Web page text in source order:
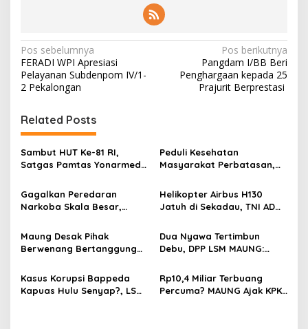
N
a
v
i
g
a
s
i
p
s
Pos sebelumnya
FERADI WPI Apresiasi
Pelayanan Subdenpom IV/1-
2 Pekalongan
Pos berikutnya
Pangdam I/BB Beri
Penghargaan kepada 25
Prajurit Berprestasi
Related Posts
Sambut HUT Ke-81 RI,
Satgas Pamtas Yonarmed
Warga Badau Kibarkan
Merah Putih Sepanjang 4
Peduli Kesehatan
Masyarakat Perbatasan,
Yonarmed 13/Nanggala
Gelar Pelayanan Medis
Door-to-Door di Desa
Gagalkan Peredaran
Narkoba Skala Besar,
21,4 Kg Sabu dan Serahkan
WNA Malaysia ke BNNP
Helikopter Airbus H130
Jatuh di Sekadau, TNI AD
untuk Pencarian dan
Evakuasi
Maung Desak Pihak
Berwenang Bertanggung
Tahanan Kejari Pontianak
Dua Nyawa Tertimbun
Debu, DPP LSM MAUNG:
Prioritas Tak Bisa Ditawar
Kasus Korupsi Bappeda
Kapuas Hulu Senyap?, LSM
Rp10,4 Miliar Terbuang
Percuma? MAUNG Ajak KPK